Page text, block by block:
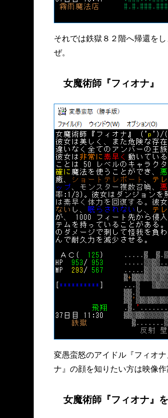
それでは鉄獄８２階へ帰還を
ぜ。
女魔術師『フィオナ』
変愚蛮怒のアイドル『フィオ
ナ』の顔を知りたい方は映像
女魔術師『フィオナ』